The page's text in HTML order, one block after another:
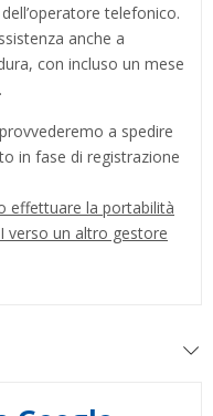
telefonico.
anche a
con incluso un mese
a spedire
in fase di registrazione
effettuare la portabilità
verso un altro gestore